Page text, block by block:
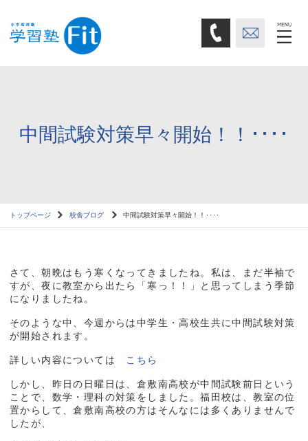
中間試験対策早々開始！！････
トップページ 校舎ブログ 中間試験対策早々開始！！････
さて、朝晩はもう寒くなってきましたね。私は、まだ半袖で
すが、夜に教室から出たら「寒っ！！」と思ってしまう季節
になりましたね。
そのような中、今週からは中学生・高校生共に中間試験対策
が開始されます。
詳しい内容については こちら
しかし、昨日の日曜日は、倉敷南高校が中間試験前日という
ことで、数学・理科の対策をしました。福田校は、教室の位
置からして、倉敷南高校の方はそんなには多くありませんで
したが、